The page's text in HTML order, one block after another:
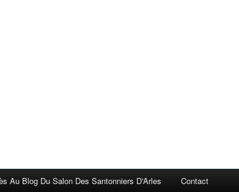
Au Blog Du Salon Des Santonniers D'Arles Contact